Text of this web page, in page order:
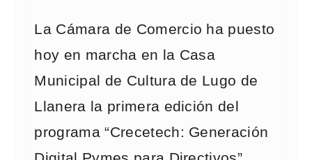
La Cámara de Comercio ha puesto
hoy en marcha en la Casa
Municipal de Cultura de Lugo de
Llanera la primera edición del
programa “Crecetech: Generación